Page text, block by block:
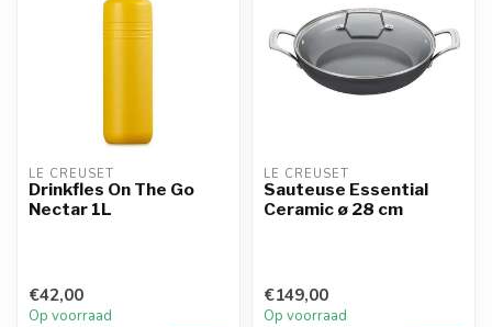
LE CREUSET
Drinkfles On The Go
Nectar 1L
€42,00
Op voorraad
LE CREUSET
Sauteuse Essential
Ceramic ø 28 cm
€149,00
Op voorraad